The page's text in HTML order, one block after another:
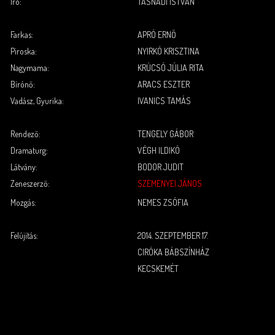
Farkas:
APRÓ ERNŐ
Piroska:
NYIRKÓ KRISZTINA
Nagymama:
KRÚCSÓ JÚLIA RITA
Bírónő:
ARACS ESZTER
Vadász, Gyurika:
IVANICS TAMÁS
Rendező:
TENGELY GÁBOR
Dramaturg:
VÉGH ILDIKÓ
Látvány:
BODOR JUDIT
Zeneszerző:
SZEMENYEI JÁNOS
Mozgás:
NEMES ZSÓFIA
Felújítás:
2014. SZEPTEMBER 17.
CIRÓKA BÁBSZÍNHÁZ
KECSKEMÉT